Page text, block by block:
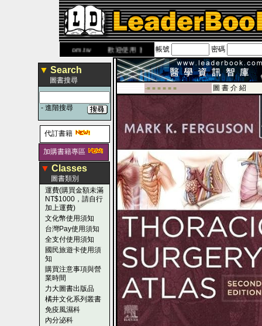
www.leaderbook.com.tw歡迎使用 國民旅遊卡！！
帳號 密碼
▼ Search
圖書搜尋
- 進階搜尋
代訂書籍
加購書籍專區
▼ Classes
圖書類別
運費(購買金額未滿
NT$1000，請自行
加上運費)
文化幣使用須知
台灣Pay使用須知
全支付使用須知
國民旅遊卡使用須
知
購買注意事項與營
業時間
力大圖書出版品
橘井文化系列叢書
免疫風濕科
內分泌科
-■ ■ ■ ■ ■ ■ 圖 書 介 紹